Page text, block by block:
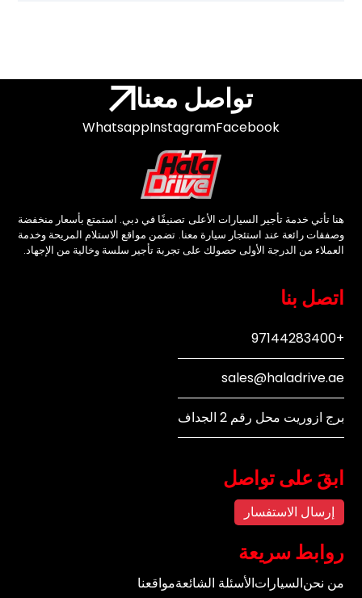
تواصل معنا
Facebook
Instagram
Whatsapp
هنا تأتي خدمة تأجير السيارات الأعلى تصنيفًا في دبي. استمتع بأسعار منخفضة
وصفقات رائعة عند استئجار سيارة معنا. تضمن مواقع الاستلام المريحة وخدمة
العملاء من الدرجة الأولى حصولك على تجربة تأجير سلسة وخالية من الإجهاد.
اتصل بنا
+97144283400
sales@haladrive.ae
برج ازوريت محل رقم 2 الجداف
ابقَ على تواصل
إرسال الاستفسار
روابط سريعة
من نحنالسياراتالأسئلة الشائعةمواقعنا